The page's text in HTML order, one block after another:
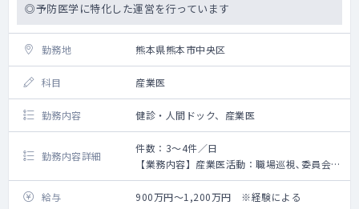
◎予防医学に特化した運営を行っています
勤務地 熊本県熊本市中央区
科目 産業医
勤務内容 健診・人間ドック、産業医
勤務内容詳細
件数：3～4件／日
【業務内容】産業医活動：職場巡視､委員会参
加、産業医面談など
給与 900万円～1,200万円 ※経験による